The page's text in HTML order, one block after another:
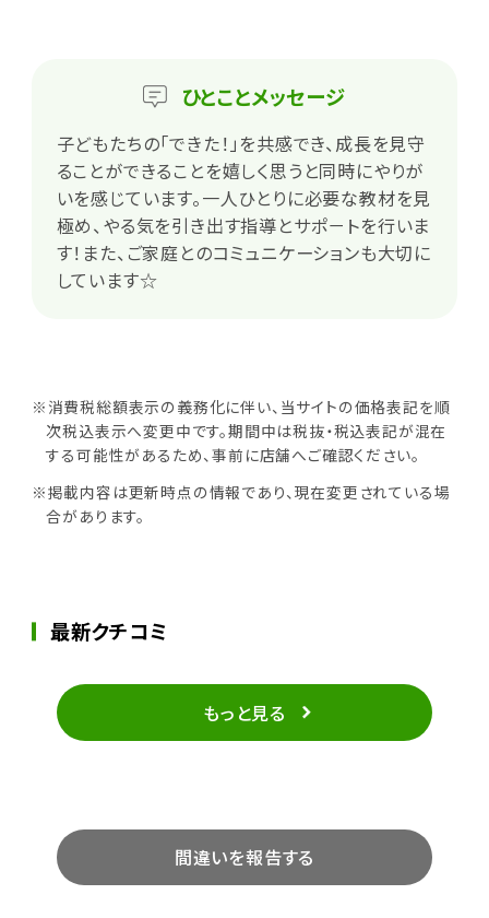
ひとことメッセージ
子どもたちの「できた！」を共感でき、成長を見守
ることができることを嬉しく思うと同時にやりが
いを感じています。一人ひとりに必要な教材を見
極め、やる気を引き出す指導とサポ－トを行いま
す！また、ご家庭とのコミュニケーションも大切に
しています☆
※消費税総額表示の義務化に伴い、当サイトの価格表記を順
次税込表示へ変更中です。期間中は税抜・税込表記が混在
する可能性があるため、事前に店舗へご確認ください。
※掲載内容は更新時点の情報であり、現在変更されている場
合があります。
最新クチコミ
もっと見る
間違いを報告する